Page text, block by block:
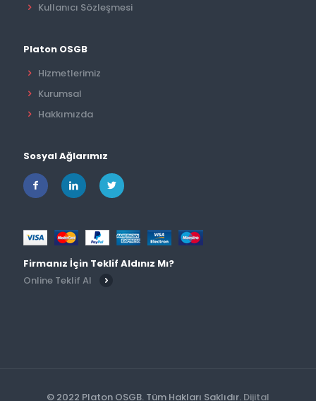
Kullanıcı Sözleşmesi
Platon OSGB
Hizmetlerimiz
Kurumsal
Hakkımızda
Sosyal Ağlarımız
Firmanız İçin Teklif Aldınız Mı?
Online Teklif Al
© 2022 Platon OSGB. Tüm Hakları Saklıdır. Dijital